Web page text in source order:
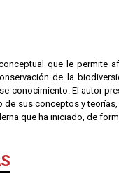
que le permite
de la
conocimiento. El autor
sus conceptos y
que ha iniciado, de